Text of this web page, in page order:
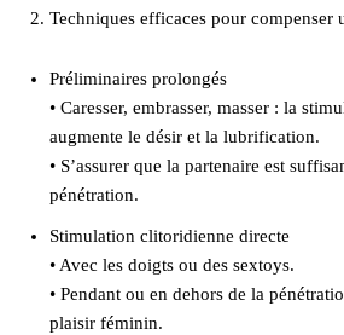
Techniques efficaces pour compenser
Préliminaires prolongés
• Caresser, embrasser, masser : la
augmente le désir et la lubrification.
• S’assurer que la partenaire est
pénétration.
Stimulation clitoridienne directe
• Avec les doigts ou des sextoys.
• Pendant ou en dehors de la
plaisir féminin.